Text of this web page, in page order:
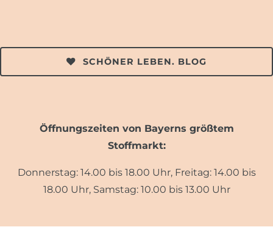
SCHÖNER LEBEN. BLOG
Öffnungszeiten von Bayerns größtem
Stoffmarkt:
Donnerstag: 14.00 bis 18.00 Uhr, Freitag: 14.00 bis
18.00 Uhr, Samstag: 10.00 bis 13.00 Uhr